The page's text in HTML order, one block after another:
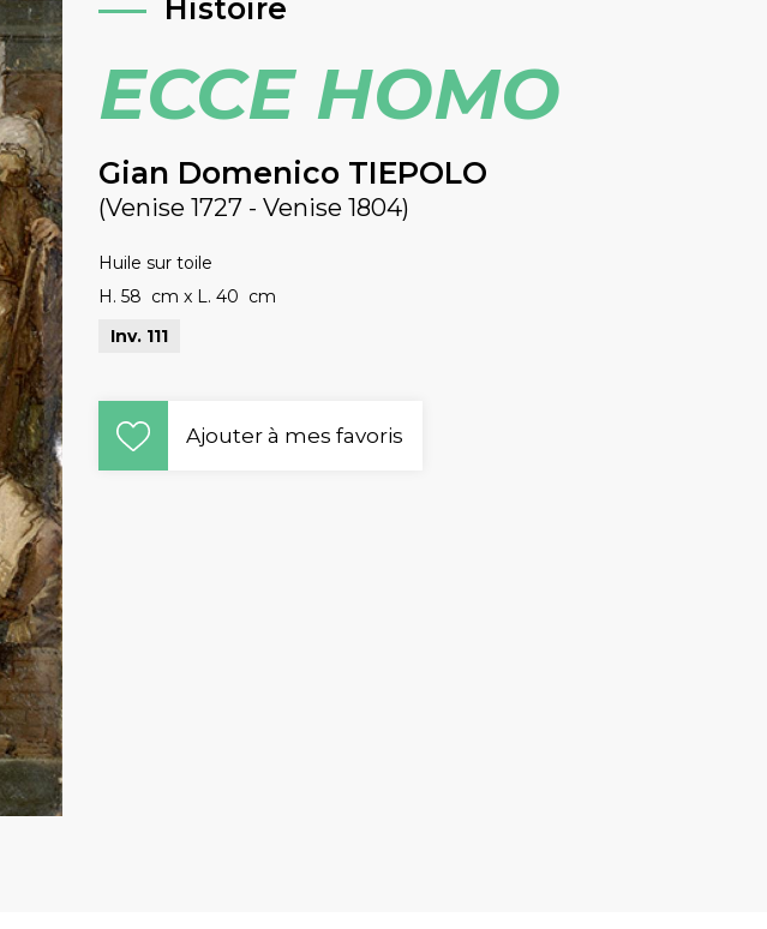
Histoire
ECCE HOMO
Gian Domenico TIEPOLO
(Venise 1727 - Venise 1804)
Huile sur toile
H. 58 cm x L. 40 cm
Inv. 111
Ajouter à mes favoris